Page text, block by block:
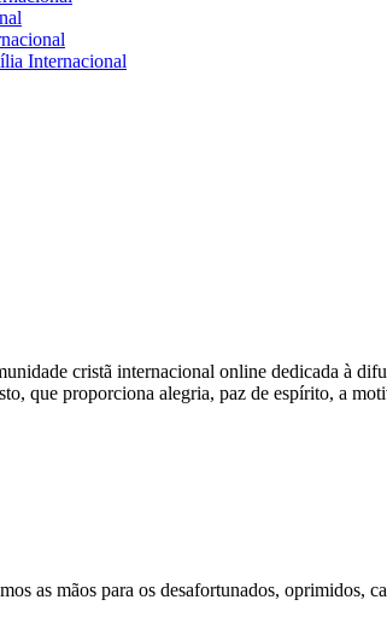
Internacional
cristã internacional online dedicada à
que proporciona alegria, paz de espírito, a
as mãos para os desafortunados, oprimidos,